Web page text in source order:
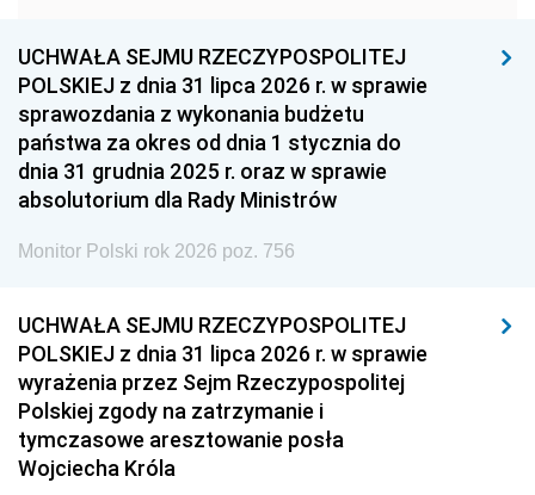
1939 1938 1937
1936 1930
UCHWAŁA SEJMU RZECZYPOSPOLITEJ
POLSKIEJ z dnia 31 lipca 2026 r. w sprawie
sprawozdania z wykonania budżetu
państwa za okres od dnia 1 stycznia do
dnia 31 grudnia 2025 r. oraz w sprawie
absolutorium dla Rady Ministrów
Monitor Polski rok 2026 poz. 756
UCHWAŁA SEJMU RZECZYPOSPOLITEJ
POLSKIEJ z dnia 31 lipca 2026 r. w sprawie
wyrażenia przez Sejm Rzeczypospolitej
Polskiej zgody na zatrzymanie i
tymczasowe aresztowanie posła
Wojciecha Króla